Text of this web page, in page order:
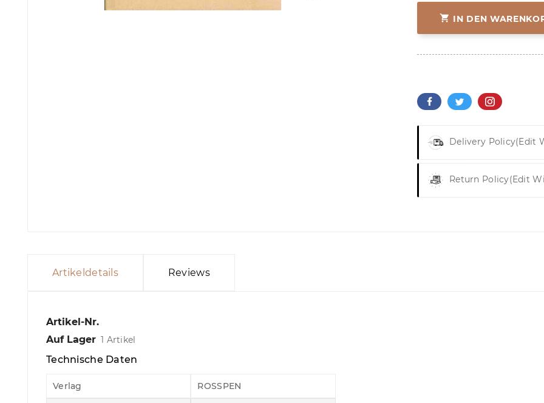
 IN DEN
Delivery Policy(edit
Return Policy(edit
Artikeldetails Reviews
Artikel-Nr.
Auf Lager 1 Artikel
Technische Daten
Verlag ROSSPEN